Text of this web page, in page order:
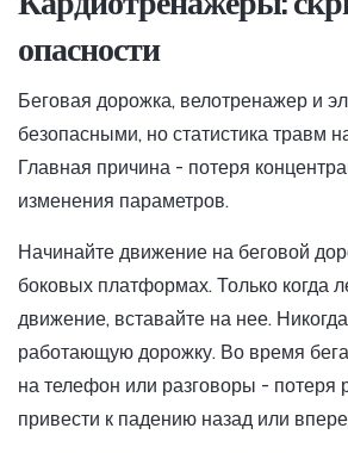
опасности
Беговая дорожка, велотренажер и
безопасными, но статистика травм
Главная причина - потеря
изменения параметров.
Начинайте движение на беговой
боковых платформах. Только когда
движение, вставайте на нее.
работающую дорожку. Во время
на телефон или разговоры - потеря
привести к падению назад или